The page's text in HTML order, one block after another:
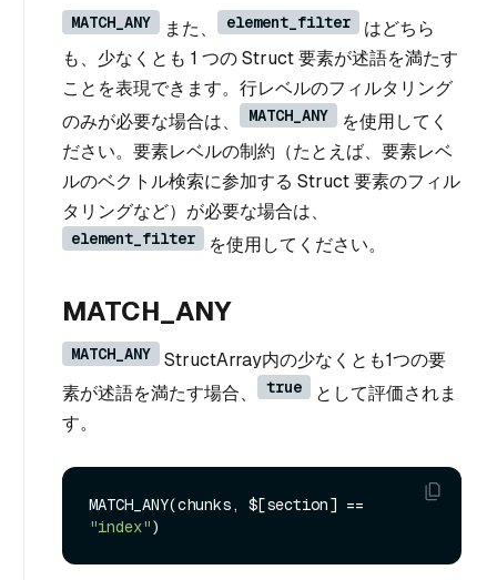
MATCH_ANY また、 element_filter
はどちら
も、少なくとも 1 つの Struct 要素が述語を満たす
ことを表現できます。行レベルのフィルタリング
のみが必要な場合は、
MATCH_ANY
を使用してく
ださい。要素レベルの制約（たとえば、要素レベ
ルのベクトル検索に参加する Struct 要素のフィル
タリングなど）が必要な場合は、
element_filter を使用してください。
MATCH_ANY
MATCH_ANY
StructArray内の少なくとも1つの要
素が述語を満たす場合、
true
として評価されま
す。
"index"